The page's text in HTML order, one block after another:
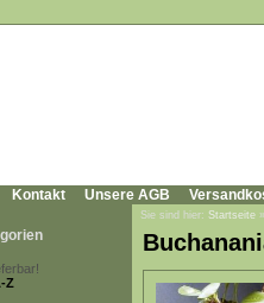
Kontakt Unsere AGB
Z
Sie sind hier: Startseite »